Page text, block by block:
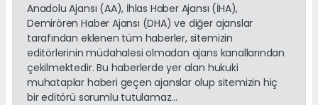
Anadolu Ajansı (AA), İhlas Haber Ajansı (İHA),
Demirören Haber Ajansı (DHA) ve diğer ajanslar
tarafından eklenen tüm haberler, sitemizin
editörlerinin müdahalesi olmadan ajans kanallarından
çekilmektedir. Bu haberlerde yer alan hukuki
muhataplar haberi geçen ajanslar olup sitemizin hiç
bir editörü sorumlu tutulamaz...